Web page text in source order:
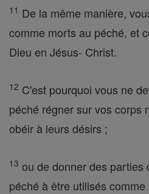
11 De la même manière,
comme morts au péché, et
Dieu en Jésus- Christ.
12 C'est pourquoi vous ne
péché régner sur vos corps
obéir à leurs désirs ;
13 ou de donner des parties
péché à être utilisés